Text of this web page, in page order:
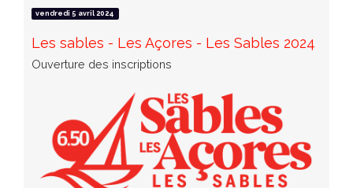
vendredi 5 avril 2024
Les sables - Les Açores - Les Sables 2024
Ouverture des inscriptions